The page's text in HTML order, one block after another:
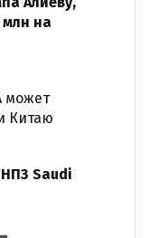
млн на
может
Китаю
Saudi